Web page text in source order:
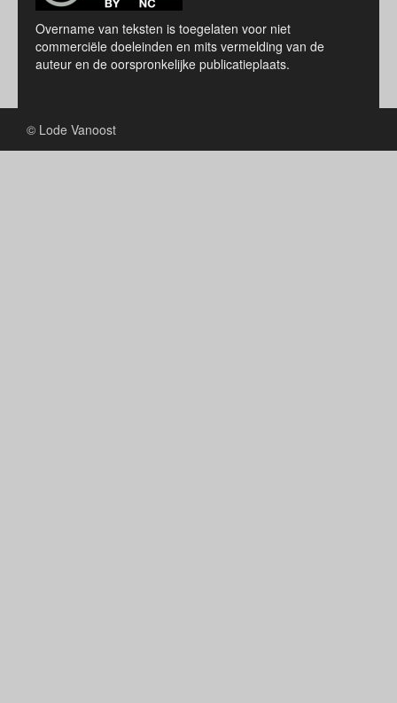
Overname van teksten is toegelaten voor niet
commerciële doeleinden en mits vermelding van de
auteur en de oorspronkelijke publicatieplaats.
© Lode Vanoost